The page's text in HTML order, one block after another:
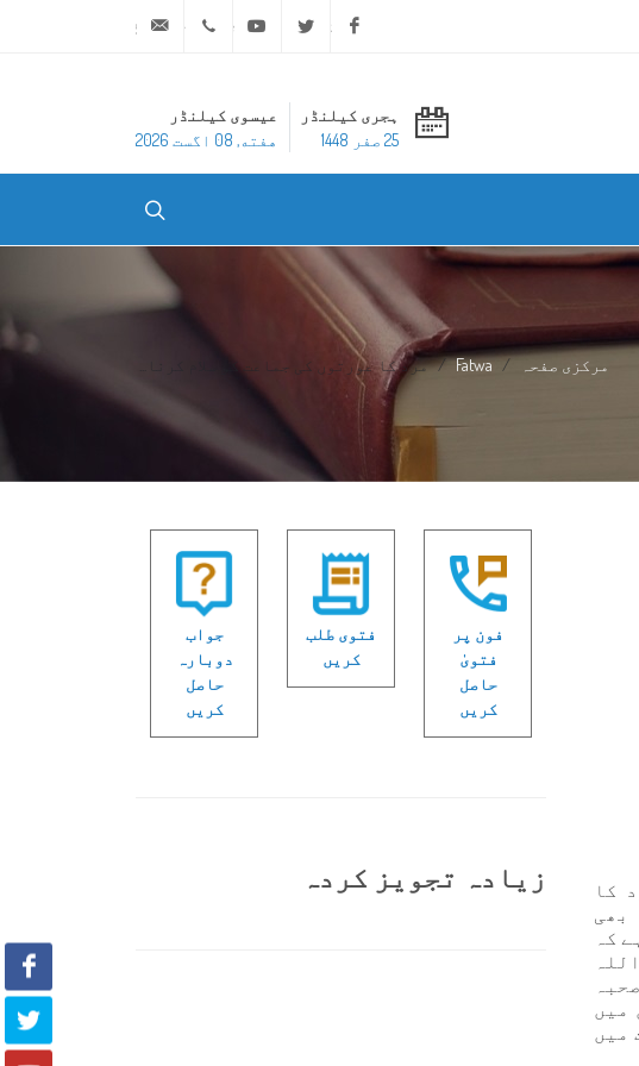
Facebook
Twitter
Youtube
ہجری کیلنڈر
25 صفر 1448
عیسوی کیلنڈر
هفته, 08 اگست 2026
مرکزی صفحہ Fatwa مرد کا عورتوں کی جماعت کو سلام کرنا...
کا
بھی
کہ
میں
میں
فون پر
فتویٰ
حاصل
کریں
فتوی طلب
کریں
جواب
دوبارہ
حاصل
کریں
زیادہ تجویز کردہ